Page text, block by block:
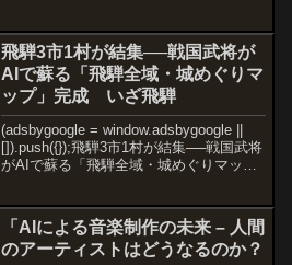
飛騨3市1村が結集──戦国武将が
AIで蘇る「飛騨全域・城めぐりマ
ップ」完成 いざ飛騨
(adsbygoogle = window.adsbygoogle ||
[]).push({});飛騨3市1村が結集──戦国武将
がAIで蘇る「飛騨全域・城めぐりマッ
の...
「AIによる音楽制作の未来 – 人間
のアーティストはどうなるのか？